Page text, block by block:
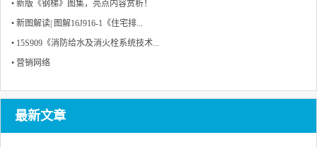
• 新版《钢梯》图集，亮点内容赏析！
• 新图解读| 图解16J916-1《住宅排...
• 15S909《消防给水及消火栓系统技术...
• 营销网络
最新文章